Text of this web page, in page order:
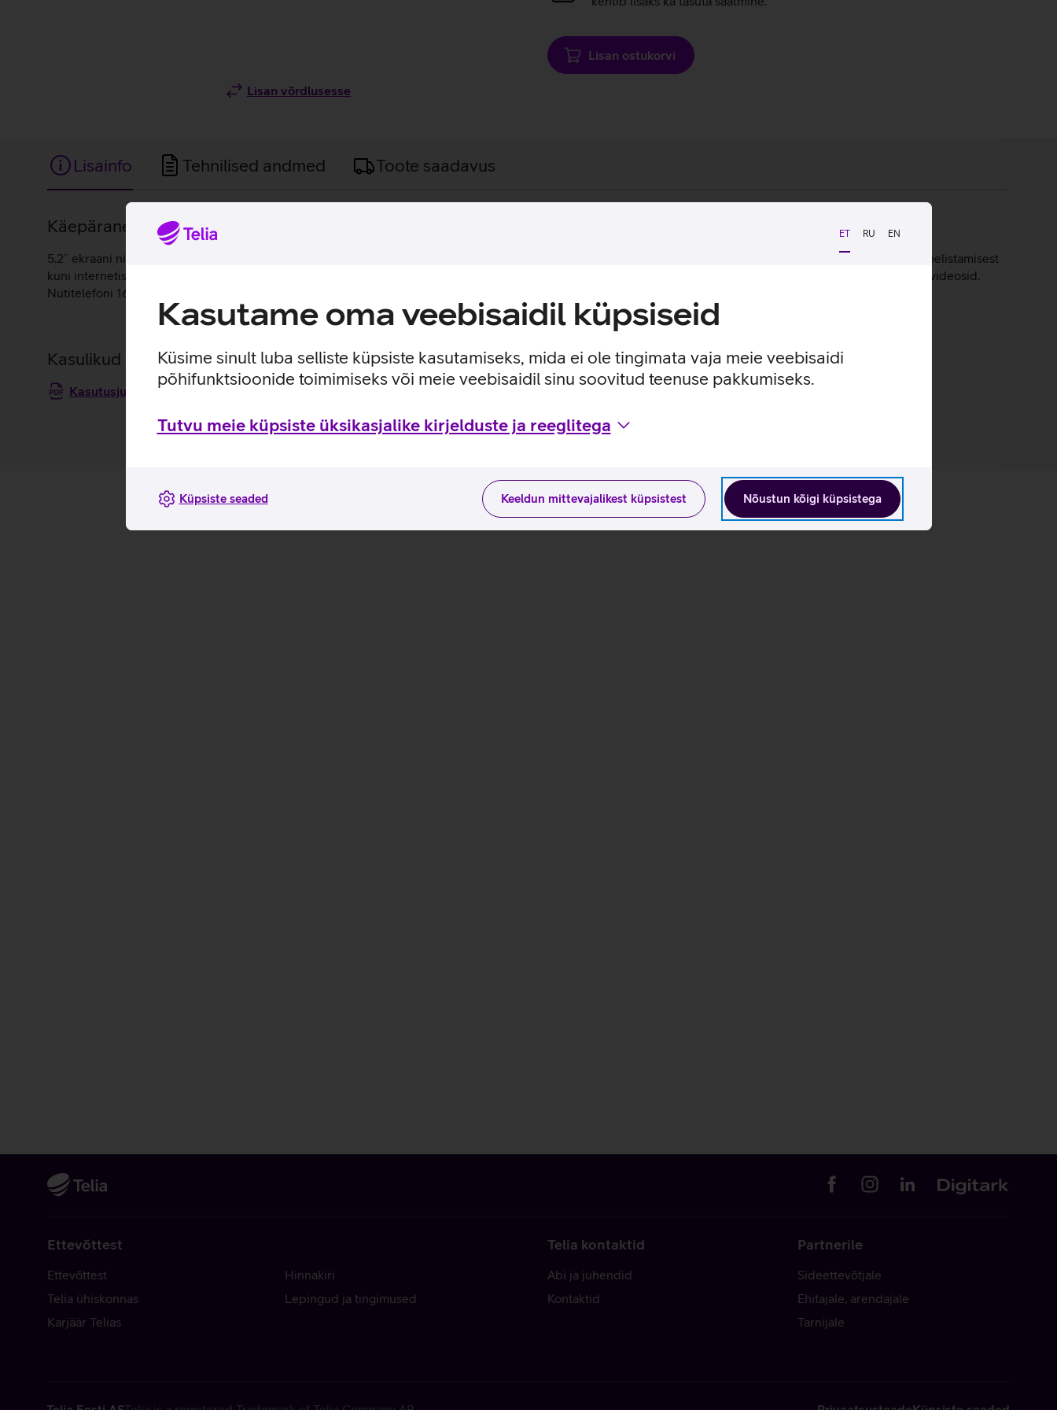
ET RU EN
Kasutame oma veebisaidil küpsiseid
Küsime sinult luba selliste küpsiste kasutamiseks, mida ei ole tingimata vaja meie veebisaidi
põhifunktsioonide toimimiseks või meie veebisaidil sinu soovitud teenuse pakkumiseks.
Tutvu meie küpsiste üksikasjalike kirjelduste ja reeglitega
Nõustun kõigi küpsistega
Keeldun mittevajalikest küpsistest
Küpsiste seaded
Lisan võrdlusesse
Lisan ostukorvi
Lisainfo Tehnilised andmed Toote saadavus
Lisainfo
Käepärane metallist korpusega nutitelefon.
5,2’’ ekraani ning vastupidavast metallist ja klaasist korpusega nutitelefon pakub nii töökindlust kui silmailu, saades hakkama kõigi igapäevaste toimingutega nii helistamisest
kuni internetis surfamiseni. Telefoni 13 Mpix tagumine ning 13 Mpix esikaamera võimaldavad teha nii suurepäraseid pilte kui üles võtta hea 1080p kvaliteediga videosid.
Nutitelefoni 16 GB mälumaht võimaldab talletada tähtsaimad pildid ja dokumendid ning kaheksatuumaline protsessor tagab kiiruse.
Kasulikud lingid
Kasutusjuhend Samsung Galaxy J5 2017 mobiiltelefonile_EST
Ettevõttest
Ettevõttest
Telia ühiskonnas
Karjäär Telias
Hinnakiri
Lepingud ja tingimused
Telia kontaktid
Abi ja juhendid
Kontaktid
Partnerile
Sideettevõtjale
Ehitajale, arendajale
Tarnijale